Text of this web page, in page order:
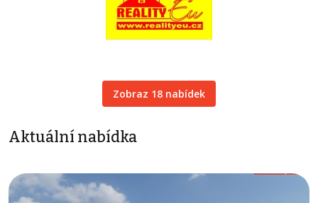
Zobraz 18 nabídek
Aktuální nabídka